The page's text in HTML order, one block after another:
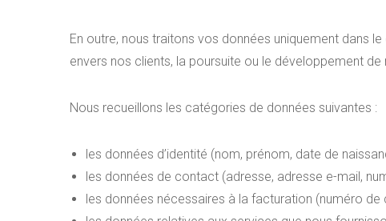
En outre, nous traitons vos données uniquement dans
envers nos clients, la poursuite ou le développement
Nous recueillons les catégories de données suivantes :
les données d’identité (nom, prénom, date de
les données de contact (adresse, adresse e-mail,
les données nécessaires à la facturation (numéro de